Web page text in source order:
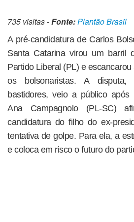
735 visitas -Fonte:Plantão Brasil
A pré-candidatura de Carlos
Santa Catarina virou um barril
Partido Liberal (PL) e
os bolsonaristas. A
bastidores, veio a público após
Ana Campagnolo (PL-SC)
candidatura do filho do ex-
tentativa de golpe. Para ela, a
e coloca em risco o futuro do